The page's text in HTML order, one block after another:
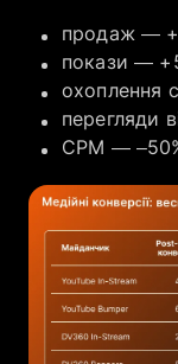
продаж —
покази —
охоплення
перегляди
CPM —